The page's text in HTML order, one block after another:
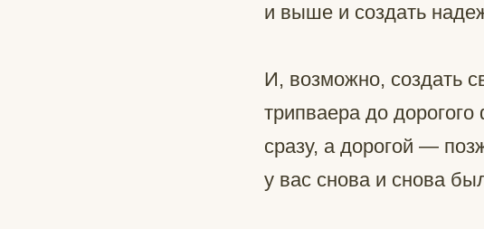
и выше и создать
И, возможно, создать
трипваера до
сразу, а дорогой —
у вас снова и снова